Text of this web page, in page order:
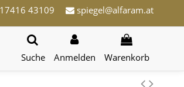
43109 spiegel@alfaram.at
Suche Anmelden Warenkorb